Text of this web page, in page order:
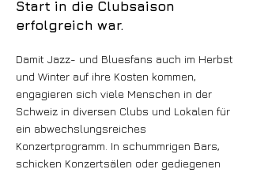
Start in die Clubsaison
erfolgreich war.
Damit Jazz- und Bluesfans auch im Herbst
und Winter auf ihre Kosten kommen,
engagieren sich viele Menschen in der
Schweiz in diversen Clubs und Lokalen für
ein abwechslungsreiches
Konzertprogramm. In schummrigen Bars,
schicken Konzertsälen oder gediegenen